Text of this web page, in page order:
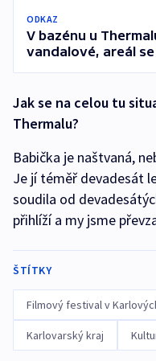
ODKAZ
V bazénu u
vandalové, areál
Jak se na celou tu
Thermalu?
Babička je naštvaná,
Je jí téměř devadesát
soudila od
přihlíží a my jsme
ŠTÍTKY
Filmový festival v
Karlovarský kraj